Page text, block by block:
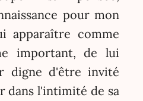
pour mon
apparaître comme
important, de lui
digne d'être invité
dans l'intimité de sa